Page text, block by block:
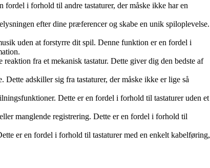
fordel i forhold til andre tastaturer, der måske ikke har en
efter dine præferencer og skabe en unik spiloplevelse.
uden at forstyrre dit spil. Denne funktion er en fordel i
fra et mekanisk tastatur. Dette giver dig den bedste af
adskiller sig fra tastaturer, der måske ikke er lige så
Dette er en fordel i forhold til tastaturer uden et
manglende registrering. Dette er en fordel i forhold til
er en fordel i forhold til tastaturer med en enkelt kabelføring,